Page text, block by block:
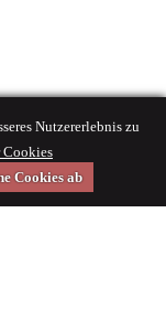
Nutzererlebnis zu
Cookies
Cookies ab